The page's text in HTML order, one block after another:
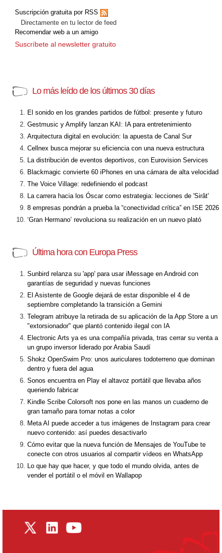
Suscripción gratuita por RSS
Directamente en tu lector de feed
Recomendar web a un amigo
Suscríbete al newsletter gratuito
Lo más leído de los últimos 30 días
El sonido en los grandes partidos de fútbol: presente y futuro
Gestmusic y Amplify lanzan KAI: IA para entretenimiento
Arquitectura digital en evolución: la apuesta de Canal Sur
Cellnex busca mejorar su eficiencia con una nueva estructura
La distribución de eventos deportivos, con Eurovision Services
Blackmagic convierte 60 iPhones en una cámara de alta velocidad
The Voice Village: redefiniendo el podcast
La carrera hacia los Óscar como estrategia: lecciones de 'Sirât'
8 empresas pondrán a prueba la “conectividad crítica” en ISE 2026
‘Gran Hermano’ revoluciona su realización en un nuevo plató
Última hora con Europa Press
Sunbird relanza su 'app' para usar iMessage en Android con
garantías de seguridad y nuevas funciones
El Asistente de Google dejará de estar disponible el 4 de
septiembre completando la transición a Gemini
Telegram atribuye la retirada de su aplicación de la App Store a un
"extorsionador" que plantó contenido ilegal con IA
Electronic Arts ya es una compañía privada, tras cerrar su venta a
un grupo inversor liderado por Arabia Saudí
Shokz OpenSwim Pro: unos auriculares todoterreno que dominan
dentro y fuera del agua
Sonos encuentra en Play el altavoz portátil que llevaba años
queriendo fabricar
Kindle Scribe Colorsoft nos pone en las manos un cuaderno de
gran tamaño para tomar notas a color
Meta AI puede acceder a tus imágenes de Instagram para crear
nuevo contenido: así puedes desactivarlo
Cómo evitar que la nueva función de Mensajes de YouTube te
conecte con otros usuarios al compartir vídeos en WhatsApp
Lo que hay que hacer, y que todo el mundo olvida, antes de
vender el portátil o el móvil en Wallapop